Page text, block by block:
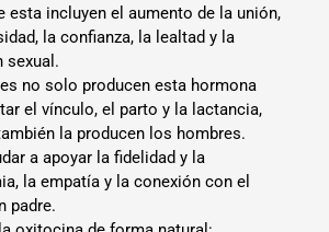
esta incluyen el aumento de la unión,
la confianza, la lealtad y la
sexual.
no solo producen esta hormona
el vínculo, el parto y la lactancia,
la producen los hombres.
a apoyar la fidelidad y la
la empatía y la conexión con el
padre.